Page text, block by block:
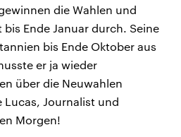
die Wahlen und
Ende Januar durch. Seine
bis Ende Oktober aus
er ja wieder
über die Neuwahlen
Lucas, Journalist und
Morgen!